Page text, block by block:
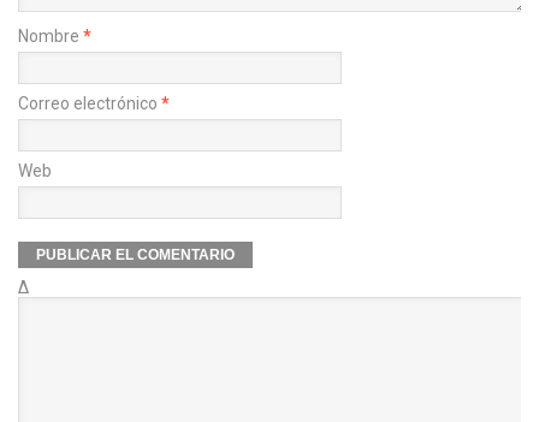
Nombre *
Correo electrónico *
Web
Δ